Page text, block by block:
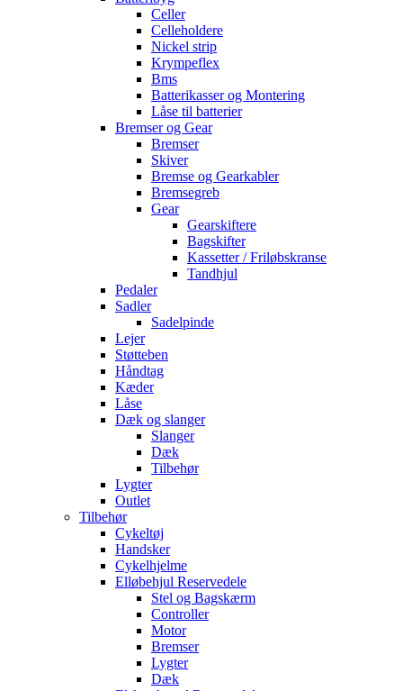
Celler
Celleholdere
Nickel strip
Krympeflex
Bms
Batterikasser og Montering
Låse til batterier
Bremser og Gear
Bremser
Skiver
Bremse og Gearkabler
Bremsegreb
Gear
Gearskiftere
Bagskifter
Kassetter / Friløbskranse
Tandhjul
Pedaler
Sadler
Sadelpinde
Lejer
Støtteben
Håndtag
Kæder
Låse
Dæk og slanger
Slanger
Dæk
Tilbehør
Lygter
Outlet
Tilbehør
Cykeltøj
Handsker
Cykelhjelme
Elløbehjul Reservedele
Stel og Bagskærm
Controller
Motor
Bremser
Lygter
Dæk